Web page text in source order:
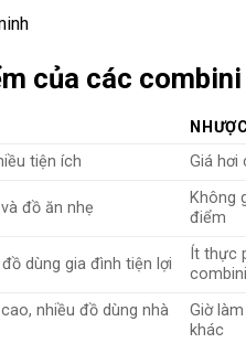
của các combini
tiện ích Giá hơi
đồ ăn nhẹ
Không
điểm
dùng gia đình tiện lợi
Ít thực
nhiều đồ dùng nhà
Giờ
khác